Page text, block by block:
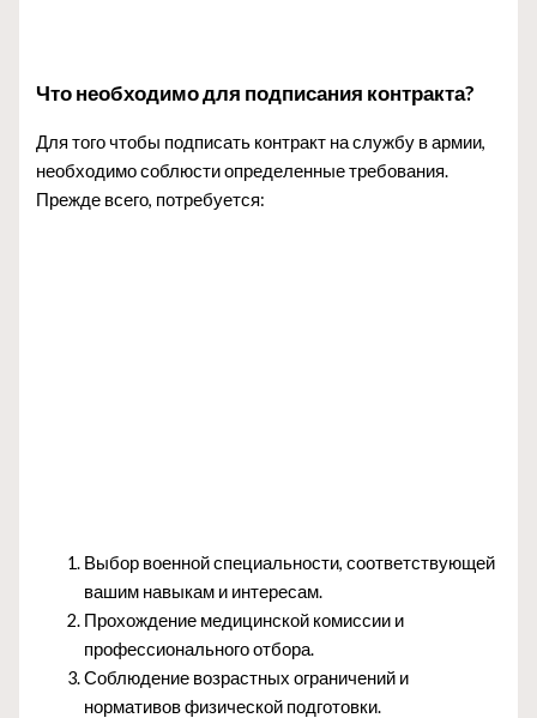
Что необходимо для подписания контракта?
Для того чтобы подписать контракт на службу в армии,
необходимо соблюсти определенные требования.
Прежде всего, потребуется:
Выбор военной специальности, соответствующей
вашим навыкам и интересам.
Прохождение медицинской комиссии и
профессионального отбора.
Соблюдение возрастных ограничений и
нормативов физической подготовки.